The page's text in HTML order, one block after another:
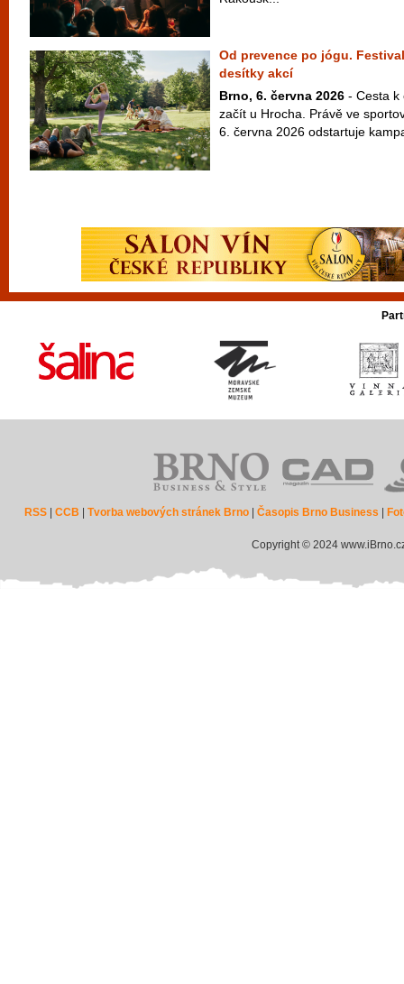
Od prevence po jógu.
desítky akcí
Brno, 6. června 2026 - Cesta k
začít u Hrocha. Právě ve
6. června 2026 odstartuje
RSS |CCB |Tvorba webových stránek Brno |Časopis Brno Business
Copyright © 2024